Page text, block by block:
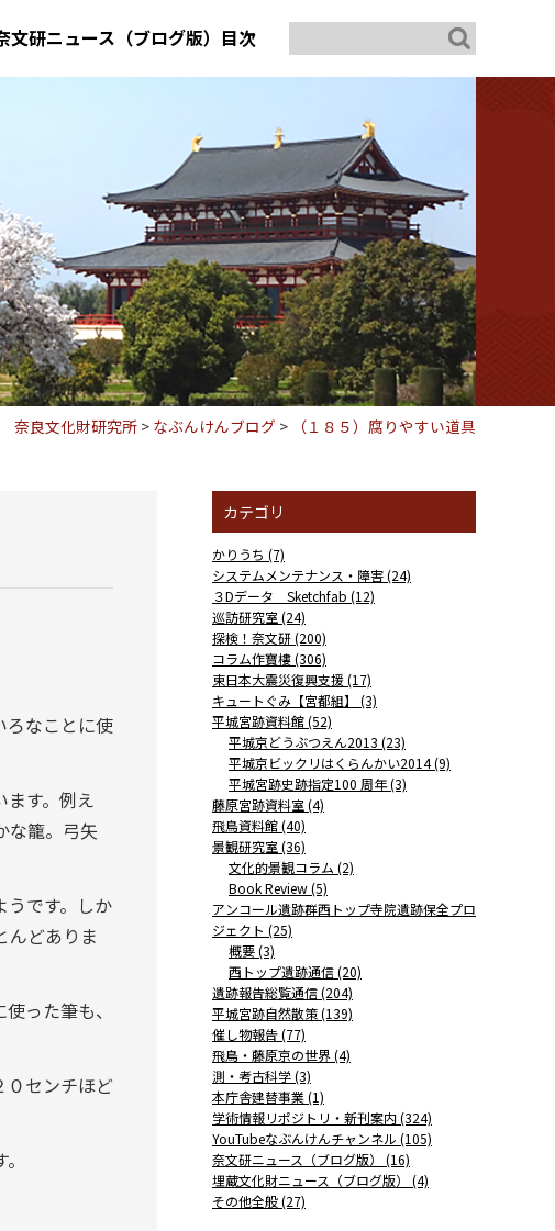
文研ニュース（ブログ版）目次
奈良文化財研究所 > なぶんけんブログ > （１８５）腐りやすい道具
ろなことに使
す。例え
な籠。弓矢
です。しか
んどありま
った筆も、
０センチほど
カテゴリ
かりうち (7)
システムメンテナンス・障害 (24)
３Dデータ Sketchfab (12)
巡訪研究室 (24)
探検！奈文研 (200)
コラム作寶樓 (306)
東日本大震災復興支援 (17)
キュートぐみ【宮都組】 (3)
平城宮跡資料館 (52)
平城京どうぶつえん2013 (23)
平城京ビックリはくらんかい2014 (9)
平城宮跡史跡指定100 周年 (3)
藤原宮跡資料室 (4)
飛鳥資料館 (40)
景観研究室 (36)
文化的景観コラム (2)
Book Review (5)
アンコール遺跡群西トップ寺院遺跡保全プロ
ジェクト (25)
概要 (3)
西トップ遺跡通信 (20)
遺跡報告総覧通信 (204)
平城宮跡自然散策 (139)
催し物報告 (77)
飛鳥・藤原京の世界 (4)
測・考古科学 (3)
本庁舎建替事業 (1)
学術情報リポジトリ・新刊案内 (324)
YouTubeなぶんけんチャンネル (105)
奈文研ニュース（ブログ版） (16)
埋蔵文化財ニュース（ブログ版） (4)
その他全般 (27)